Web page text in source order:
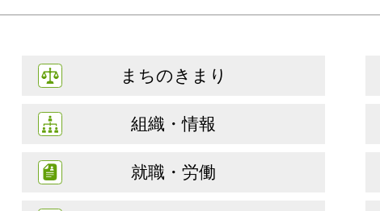
まちのきまり
組織・情報
就職・労働